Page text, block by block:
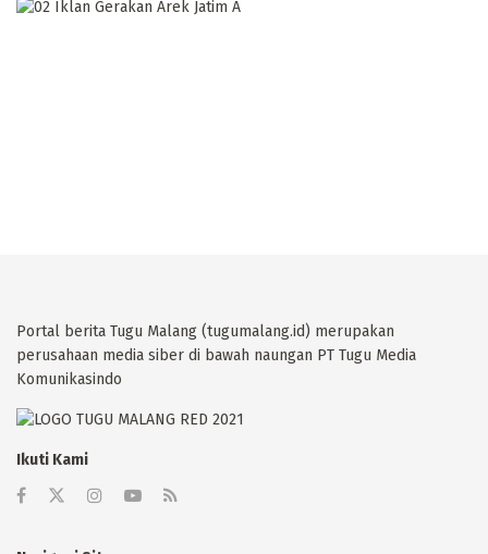
Portal berita Tugu Malang (tugumalang.id) merupakan
perusahaan media siber di bawah naungan PT Tugu Media
Komunikasindo
Ikuti Kami